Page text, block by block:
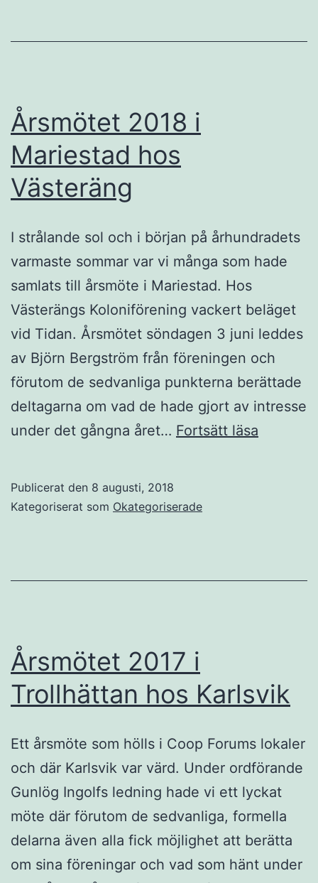
Årsmötet 2018 i
Mariestad hos
Västeräng
I strålande sol och i början på århundradets
varmaste sommar var vi många som hade
samlats till årsmöte i Mariestad. Hos
Västerängs Koloniförening vackert beläget
vid Tidan. Årsmötet söndagen 3 juni leddes
av Björn Bergström från föreningen och
förutom de sedvanliga punkterna berättade
deltagarna om vad de hade gjort av intresse
under det gångna året… Fortsätt läsa
Publicerat den 8 augusti, 2018
Kategoriserat som Okategoriserade
Årsmötet 2017 i
Trollhättan hos Karlsvik
Ett årsmöte som hölls i Coop Forums lokaler
och där Karlsvik var värd. Under ordförande
Gunlög Ingolfs ledning hade vi ett lyckat
möte där förutom de sedvanliga, formella
delarna även alla fick möjlighet att berätta
om sina föreningar och vad som hänt under